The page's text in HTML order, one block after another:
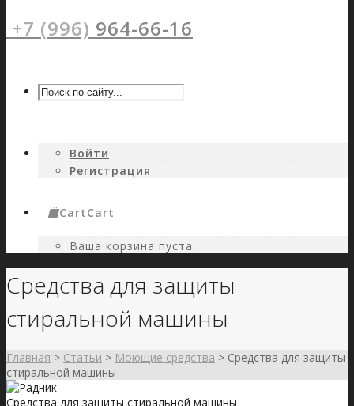
+7 (996) 964-66-16
Войти
Регистрация
CartCart
Ваша корзина пуста.
Средства для защиты
стиральной машины
Главная > Статьи > Моющие средства > Средства для защиты
стиральной машины
Средства для защиты стиральной машины